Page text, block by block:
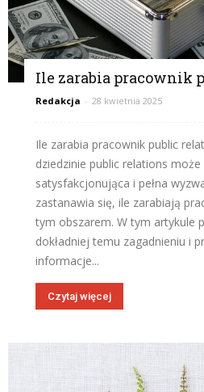
Ile zarabia pracownik
Redakcja - 28 kwietnia 2025
Ile zarabia pracownik public
dziedzinie public relations
satysfakcjonująca i pełna
zastanawia się, ile zarabiają
tym obszarem. W tym artykule
dokładniej temu zagadnieniu i
informacje...
Czytaj więcej